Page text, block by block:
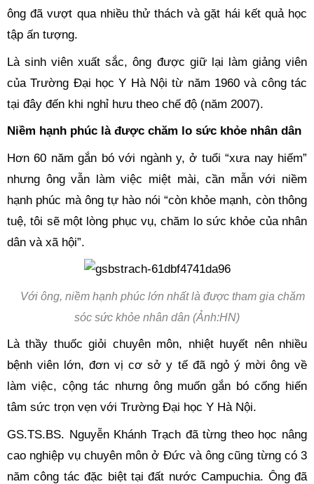
ông đã vượt qua nhiều thử thách và gặt hái kết quả học
tập ấn tượng.
Là sinh viên xuất sắc, ông được giữ lại làm giảng viên
của Trường Đại học Y Hà Nội từ năm 1960 và công tác
tại đây đến khi nghỉ hưu theo chế độ (năm 2007).
Niềm hạnh phúc là được chăm lo sức khỏe nhân dân
Hơn 60 năm gắn bó với ngành y, ở tuổi “xưa nay hiếm”
nhưng ông vẫn làm việc miệt mài, cần mẫn với niềm
hạnh phúc mà ông tự hào nói “còn khỏe mạnh, còn thông
tuệ, tôi sẽ một lòng phục vụ, chăm lo sức khỏe của nhân
dân và xã hội”.
Với ông, niềm hạnh phúc lớn nhất là được tham gia chăm
sóc sức khỏe nhân dân (Ảnh:HN)
Là thầy thuốc giỏi chuyên môn, nhiệt huyết nên nhiều
bệnh viên lớn, đơn vị cơ sở y tế đã ngỏ ý mời ông về
làm việc, cộng tác nhưng ông muốn gắn bó cống hiến
tâm sức trọn vẹn với Trường Đại học Y Hà Nội.
GS.TS.BS. Nguyễn Khánh Trạch đã từng theo học nâng
cao nghiệp vụ chuyên môn ở Đức và ông cũng từng có 3
năm công tác đặc biệt tại đất nước Campuchia. Ông đã